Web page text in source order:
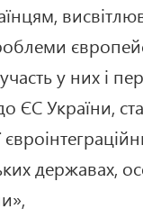
участь у них і
ЄС України,
державах,